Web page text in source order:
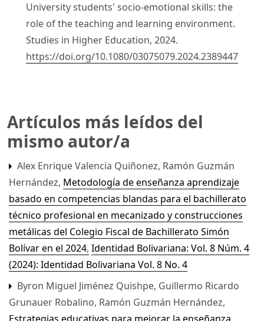
University students' socio-emotional skills: the
role of the teaching and learning environment.
Studies in Higher Education, 2024.
https://doi.org/10.1080/03075079.2024.2389447
Artículos más leídos del
mismo autor/a
Alex Enrique Valencia Quiñonez, Ramón Guzmán
Hernández, Metodología de enseñanza aprendizaje
basado en competencias blandas para el bachillerato
técnico profesional en mecanizado y construcciones
metálicas del Colegio Fiscal de Bachillerato Simón
Bolívar en el 2024, Identidad Bolivariana: Vol. 8 Núm. 4
(2024): Identidad Bolivariana Vol. 8 No. 4
Byron Miguel Jiménez Quishpe, Guillermo Ricardo
Grunauer Robalino, Ramón Guzmán Hernández,